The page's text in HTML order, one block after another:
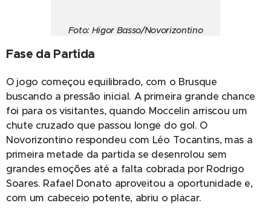
Foto: Higor Basso/Novorizontino
Fase da Partida
O jogo começou equilibrado, com o Brusque
buscando a pressão inicial. A primeira grande chance
foi para os visitantes, quando Moccelin arriscou um
chute cruzado que passou longe do gol. O
Novorizontino respondeu com Léo Tocantins, mas a
primeira metade da partida se desenrolou sem
grandes emoções até a falta cobrada por Rodrigo
Soares. Rafael Donato aproveitou a oportunidade e,
com um cabeceio potente, abriu o placar.